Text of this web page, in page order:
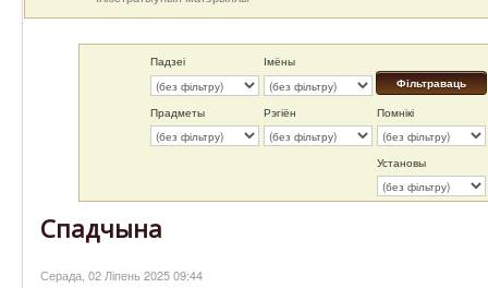
Фільтраваць
Імёны
Падзеі
Помнікі
Рэгіён
Прадметы
Установы
Спадчына
Серада, 02 Ліпень 2025 09:44